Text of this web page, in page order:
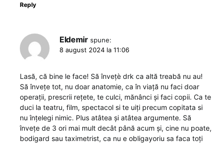
Reply
Eldemir spune:
8 august 2024 la 11:06
Lasă, că bine le face! Să învețè drk ca altă treabă nu au!
Să învețe tot, nu doar anatomie, ca în viață nu faci doar
operații, prescrii rețete, te culci, mănânci și faci copii. Ca te
duci la teatru, film, spectacol si te uiți precum copitata si
nu înțelegi nimic. Plus atâtea și atâtea argumente. Să
învețe de 3 ori mai mult decât până acum și, cine nu poate,
bodigard sau taximetrist, ca nu e obligayoriu sa faca toți